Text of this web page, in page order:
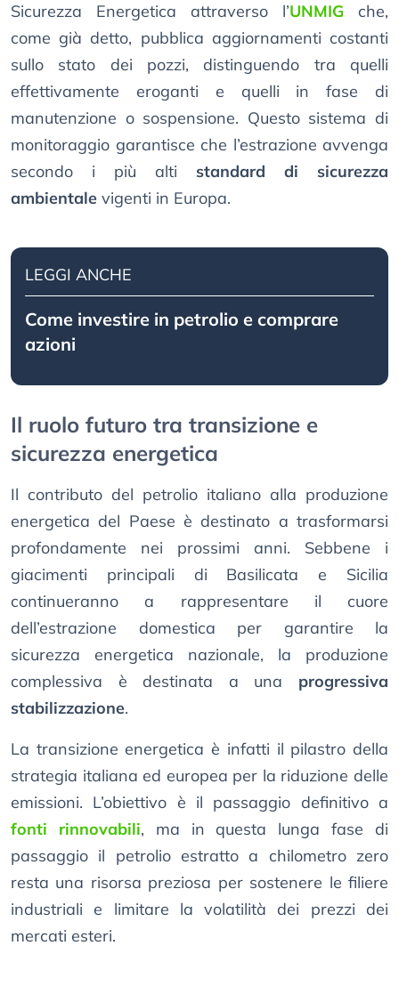
Sicurezza Energetica attraverso l’UNMIG che,
come già detto, pubblica aggiornamenti costanti
sullo stato dei pozzi, distinguendo tra quelli
effettivamente eroganti e quelli in fase di
manutenzione o sospensione. Questo sistema di
monitoraggio garantisce che l’estrazione avvenga
secondo i più alti standard di sicurezza
ambientale vigenti in Europa.
LEGGI ANCHE
Come investire in petrolio e comprare
azioni
Il ruolo futuro tra transizione e
sicurezza energetica
Il contributo del petrolio italiano alla produzione
energetica del Paese è destinato a trasformarsi
profondamente nei prossimi anni. Sebbene i
giacimenti principali di Basilicata e Sicilia
continueranno a rappresentare il cuore
dell’estrazione domestica per garantire la
sicurezza energetica nazionale, la produzione
complessiva è destinata a una progressiva
stabilizzazione.
La transizione energetica è infatti il pilastro della
strategia italiana ed europea per la riduzione delle
emissioni. L’obiettivo è il passaggio definitivo a
fonti rinnovabili, ma in questa lunga fase di
passaggio il petrolio estratto a chilometro zero
resta una risorsa preziosa per sostenere le filiere
industriali e limitare la volatilità dei prezzi dei
mercati esteri.